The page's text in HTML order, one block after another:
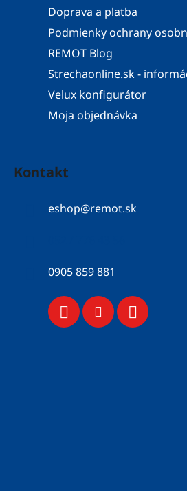
Doprava a platba
Podmienky ochrany
REMOT Blog
Strechaonline.sk -
Velux konfigurátor
Moja objednávka
Kontakt
eshop@remot.sk
0905 859 881